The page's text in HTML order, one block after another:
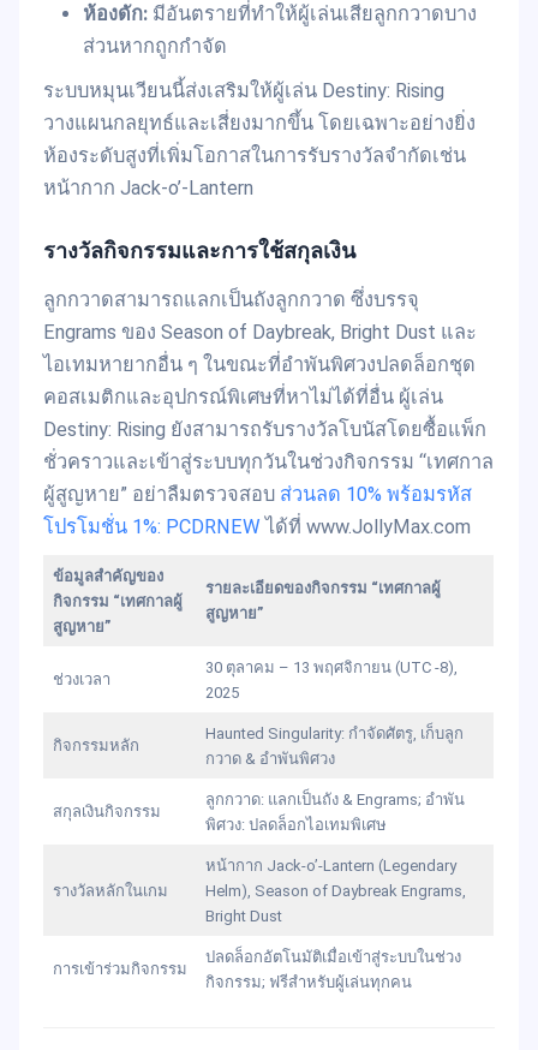
ห้องดัก:มีอันตรายที่ทำให้ผู้เล่นเสียลูกกวาดบาง
ส่วนหากถูกกำจัด
ระบบหมุนเวียนนี้ส่งเสริมให้ผู้เล่น Destiny: Rising
วางแผนกลยุทธ์และเสี่ยงมากขึ้น โดยเฉพาะอย่างยิ่ง
ห้องระดับสูงที่เพิ่มโอกาสในการรับรางวัลจำกัดเช่น
หน้ากาก Jack-o’-Lantern
รางวัลกิจกรรมและการใช้สกุลเงิน
ลูกกวาดสามารถแลกเป็นถังลูกกวาด ซึ่งบรรจุ
Engrams ของ Season of Daybreak, Bright Dust และ
ไอเทมหายากอื่น ๆ ในขณะที่อำพันพิศวงปลดล็อกชุด
คอสเมติกและอุปกรณ์พิเศษที่หาไม่ได้ที่อื่น ผู้เล่น
Destiny: Rising ยังสามารถรับรางวัลโบนัสโดยซื้อแพ็ก
ชั่วคราวและเข้าสู่ระบบทุกวันในช่วงกิจกรรม “เทศกาล
ผู้สูญหาย” อย่าลืมตรวจสอบ ส่วนลด 10% พร้อมรหัส
โปรโมชั่น 1%: PCDRNEW ได้ที่ www.JollyMax.com
ข้อมูลสำคัญของ
กิจกรรม “เทศกาลผู้
สูญหาย”
รายละเอียดของกิจกรรม “เทศกาลผู้
สูญหาย”
ช่วงเวลา
30 ตุลาคม – 13 พฤศจิกายน (UTC -8),
2025
กิจกรรมหลัก
Haunted Singularity: กำจัดศัตรู, เก็บลูก
กวาด & อำพันพิศวง
สกุลเงินกิจกรรม
ลูกกวาด: แลกเป็นถัง & Engrams; อำพัน
พิศวง: ปลดล็อกไอเทมพิเศษ
รางวัลหลักในเกม
หน้ากาก Jack-o’-Lantern (Legendary
Helm), Season of Daybreak Engrams,
Bright Dust
การเข้าร่วมกิจกรรม
ปลดล็อกอัตโนมัติเมื่อเข้าสู่ระบบในช่วง
กิจกรรม; ฟรีสำหรับผู้เล่นทุกคน